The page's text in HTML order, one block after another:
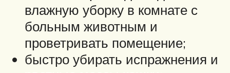
влажную уборку в комнате с
больным животным и
проветривать помещение;
быстро убирать испражнения и